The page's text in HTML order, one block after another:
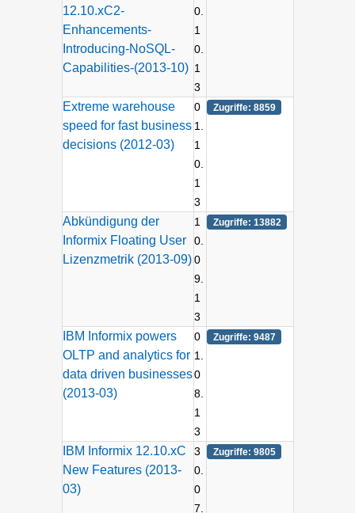
12.10.xC2-
Enhancements-
Introducing-NoSQL-
Capabilities-(2013-10)
0.
1
0.
1
3
Extreme warehouse
speed for fast business
decisions (2012-03)
0
1.
1
0.
1
3
Zugriffe: 8859
Abkündigung der
Informix Floating User
Lizenzmetrik (2013-09)
1
0.
0
9.
1
3
Zugriffe: 13882
IBM Informix powers
OLTP and analytics for
data driven businesses
(2013-03)
0
1.
0
8.
1
3
Zugriffe: 9487
IBM Informix 12.10.xC
New Features (2013-
03)
3
0.
0
7.
Zugriffe: 9805